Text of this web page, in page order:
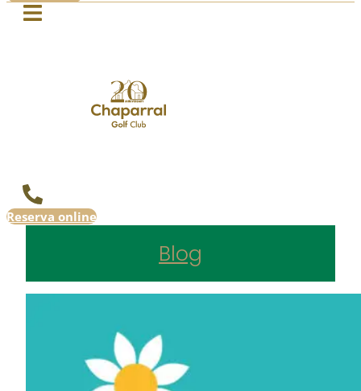
Reserva online
Blog